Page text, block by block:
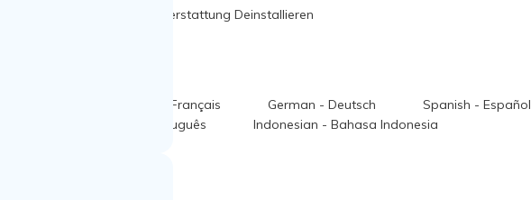
Rückerstattung Deinstallieren
French - Français German - Deutsch Spanish - Español
Portuguese - Português Indonesian - Bahasa Indonesia